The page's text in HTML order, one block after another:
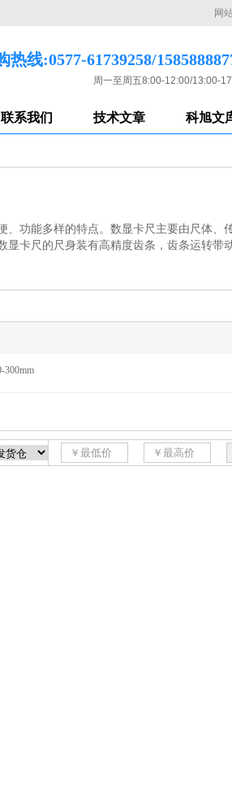
网
:0577-61739258/
周一至周五8:00-12:00/13:00-
联系我们 技术文章 科旭文
功能多样的特点。数显卡尺主要由尺体
卡尺的尺身装有高精度齿条，齿条运转
300mm